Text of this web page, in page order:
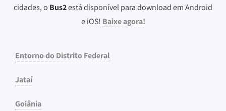
cidades, o Bus2está disponível para download em Android
e iOS! Baixe agora!
Entorno do Distrito Federal
Jataí
Goiânia